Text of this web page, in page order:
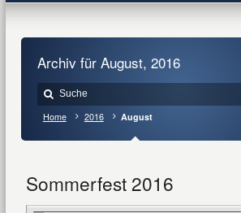
Archiv für August, 2016
Home 2016 August
Sommerfest 2016